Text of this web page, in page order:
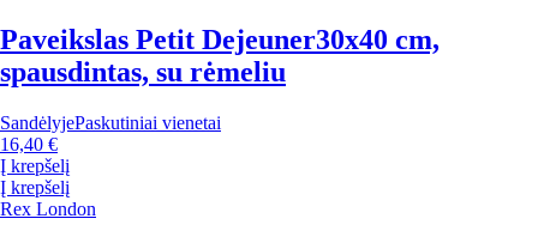
Paveikslas Petit Dejeuner30x40 cm,
spausdintas, su rėmeliu
SandėlyjePaskutiniai vienetai
16,40 €
Į krepšelį
Į krepšelį
Rex London